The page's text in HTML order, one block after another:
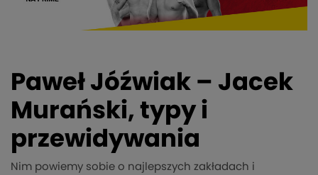
Paweł Jóźwiak – Jacek
Murański, typy i
przewidywania
Nim powiemy sobie o najlepszych zakładach i